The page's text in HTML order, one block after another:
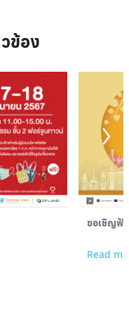
ข้อง
ขอเชิญฟั
Read